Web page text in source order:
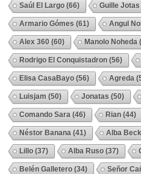
Saúl El Largo (66) Guille Jotas
Armario Gómes (61) Angul
Alex 360 (60) Manolo Noheda
Rodrigo El Conquistadron (56)
Elisa CasaBayo (56) Agreda
Luisjam (50) Jonatas (50)
Comando Sara (46) Rian (44)
Néstor Banana (41) Alba
Lillo (37) Alba Ruso (37)
Belén Galletero (34) Señor